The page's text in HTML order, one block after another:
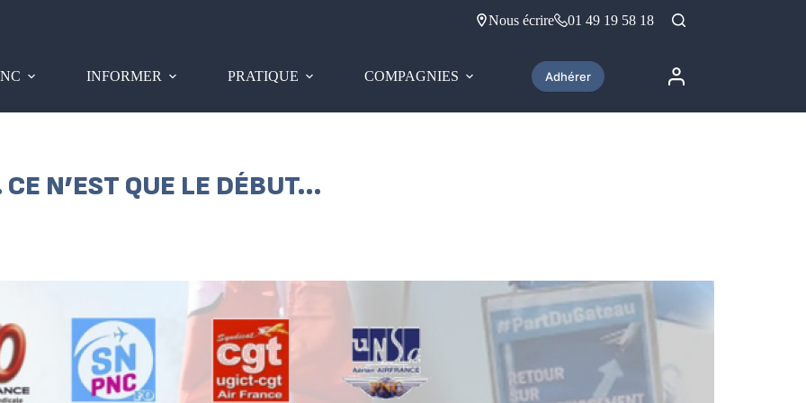
Nous écrire 01 49 19 58 18
INFORMER PRATIQUE COMPAGNIES Adhérer
N’EST QUE LE DÉBUT…